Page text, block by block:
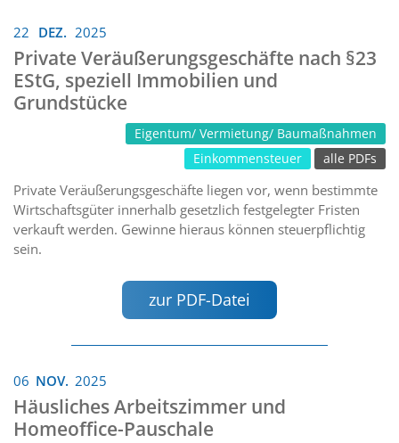
22 DEZ. 2025
Private Veräußerungsgeschäfte nach §23
EStG, speziell Immobilien und
Grundstücke
Eigentum/ Vermietung/ Baumaßnahmen
Einkommensteuer
alle PDFs
Private Veräußerungsgeschäfte liegen vor, wenn bestimmte
Wirtschaftsgüter innerhalb gesetzlich festgelegter Fristen
verkauft werden. Gewinne hieraus können steuerpflichtig
sein.
zur PDF-Datei
06 NOV. 2025
Häusliches Arbeitszimmer und
Homeoffice-Pauschale